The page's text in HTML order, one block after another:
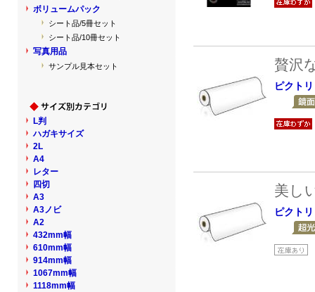
贅沢
ピクト
美し
ピクト
ボリュームパック
シート品/5冊セット
シート品/10冊セット
写真用品
サンプル見本セット
L判
ハガキサイズ
2L
A4
レター
四切
A3
A3ノビ
A2
432mm幅
610mm幅
914mm幅
1067mm幅
1118mm幅